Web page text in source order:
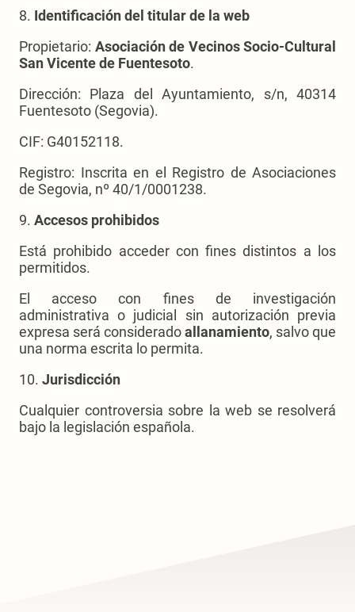
8. Identificación del titular de la web
Propietario: Asociación de Vecinos Socio-Cultural
San Vicente de Fuentesoto.
Dirección: Plaza del Ayuntamiento, s/n, 40314
Fuentesoto (Segovia).
CIF: G40152118.
Registro: Inscrita en el Registro de Asociaciones
de Segovia, nº 40/1/0001238.
9. Accesos prohibidos
Está prohibido acceder con fines distintos a los
permitidos.
El acceso con fines de investigación
administrativa o judicial sin autorización previa
expresa será consideradoallanamiento, salvo que
una norma escrita lo permita.
10. Jurisdicción
Cualquier controversia sobre la web se resolverá
bajo la legislación española.